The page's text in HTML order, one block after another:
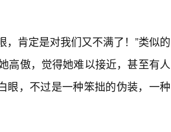
，肯定是对我们又不满了！”类似的
高傲，觉得她难以接近，甚至有人
眼，不过是一种笨拙的伪装，一种